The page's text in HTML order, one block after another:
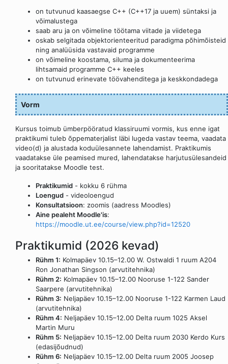
on tutvunud kaasaegse C++ (C++17 ja uuem) süntaksi ja
võimalustega
saab aru ja on võimeline töötama viitade ja viidetega
oskab selgitada objektorienteeritud paradigma põhimõisteid
ning analüüsida vastavaid programme
on võimeline koostama, siluma ja dokumenteerima
lihtsamaid programme C++ keeles
on tutvunud erinevate töövahenditega ja keskkondadega
Vorm
Kursus toimub ümberpööratud klassiruumi vormis, kus enne igat
praktikumi tuleb õppematerjalist läbi lugeda vastav teema, vaadata
video(d) ja alustada koduülesannete lahendamist. Praktikumis
vaadatakse üle peamised mured, lahendatakse harjutusülesandeid
ja sooritatakse Moodle test.
Praktikumid - kokku 6 rühma
Loengud - videoloengud
Konsultatsioon: zoomis (aadress Moodles)
Aine pealeht Moodle'is:
https://moodle.ut.ee/course/view.php?id=12520
Praktikumid (2026 kevad)
Rühm 1: Kolmapäev 10.15–12.00 W. Ostwaldi 1 ruum A204
Ron Jonathan Singson (arvutitehnika)
Rühm 2: Kolmapäev 10.15–12.00 Nooruse 1-122 Sander
Saarpere (arvutitehnika)
Rühm 3: Neljapäev 10.15–12.00 Nooruse 1-122 Karmen Laud
(arvutitehnika)
Rühm 4: Neljapäev 10.15–12.00 Delta ruum 1025 Aksel
Martin Muru
Rühm 5: Neljapäev 10.15–12.00 Delta ruum 2030 Kerdo Kurs
(edasijõudnud)
Rühm 6: Neljapäev 10.15–12.00 Delta ruum 2005 Joosep